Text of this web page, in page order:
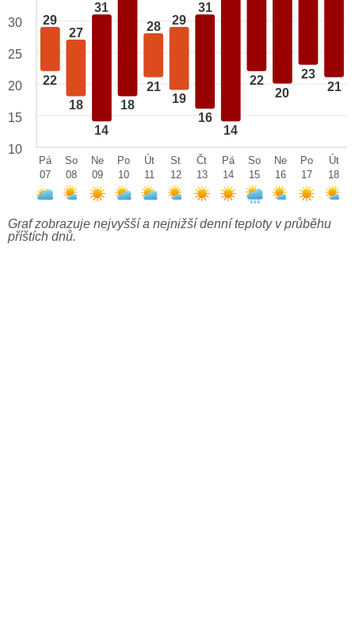
29
22
27
18
31
14
18
28
21
29
19
31
16
14
22
20
23
21
30
25
20
15
10
Pá
07
So
08
Ne
09
Po
10
Út
11
St
12
Čt
13
Pá
14
So
15
Ne
16
Po
17
Út
18
Graf zobrazuje nejvyšší a nejnižší denní teploty v průběhu
příštích dnů.